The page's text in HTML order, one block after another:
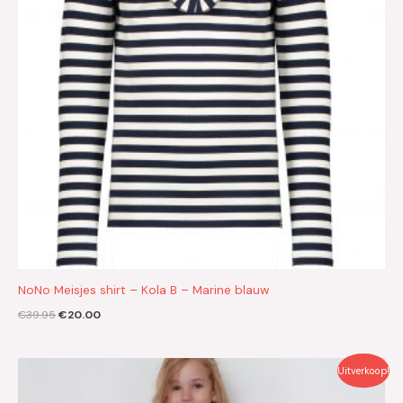
NoNo Meisjes shirt – Kola B – Marine blauw
€39.95€20.00
Uitverkoop!